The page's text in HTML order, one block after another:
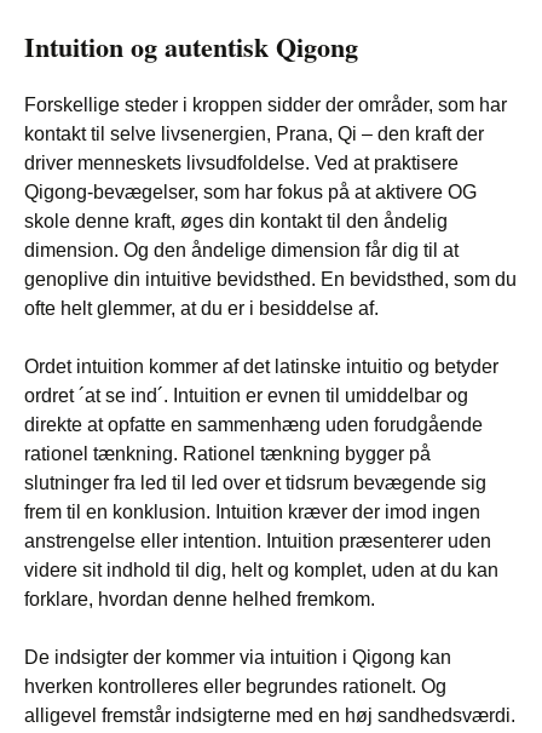
Intuition og autentisk Qigong
Forskellige steder i kroppen sidder der områder, som har
kontakt til selve livsenergien, Prana, Qi – den kraft der
driver menneskets livsudfoldelse. Ved at praktisere
Qigong-bevægelser, som har fokus på at aktivere OG
skole denne kraft, øges din kontakt til den åndelig
dimension. Og den åndelige dimension får dig til at
genoplive din intuitive bevidsthed. En bevidsthed, som du
ofte helt glemmer, at du er i besiddelse af.
Ordet intuition kommer af det latinske intuitio og betyder
ordret ´at se ind´. Intuition er evnen til umiddelbar og
direkte at opfatte en sammenhæng uden forudgående
rationel tænkning. Rationel tænkning bygger på
slutninger fra led til led over et tidsrum bevægende sig
frem til en konklusion. Intuition kræver der imod ingen
anstrengelse eller intention. Intuition præsenterer uden
videre sit indhold til dig, helt og komplet, uden at du kan
forklare, hvordan denne helhed fremkom.
De indsigter der kommer via intuition i Qigong kan
hverken kontrolleres eller begrundes rationelt. Og
alligevel fremstår indsigterne med en høj sandhedsværdi.